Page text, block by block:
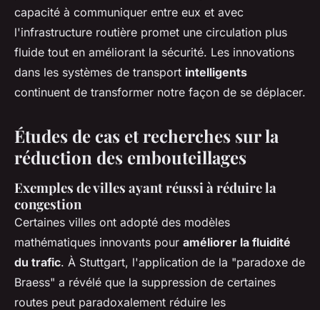
capacité à communiquer entre eux et avec
l'infrastructure routière promet une circulation plus
fluide tout en améliorant la sécurité. Les innovations
dans les systèmes de transport intelligents
continuent de transformer notre façon de se déplacer.
Études de cas et recherches sur la
réduction des embouteillages
Exemples de villes ayant réussi à réduire la
congestion
Certaines villes ont adopté des modèles
mathématiques innovants pour améliorer la fluidité
du trafic. À Stuttgart, l'application de la "paradoxe de
Braess" a révélé que la suppression de certaines
routes peut paradoxalement réduire les